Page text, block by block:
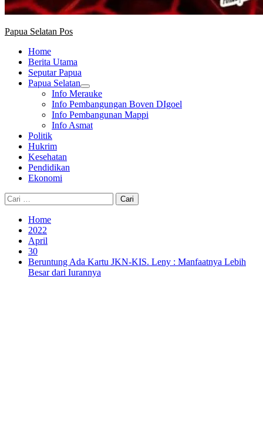
Papua Selatan Pos
Home
Berita Utama
Seputar Papua
Papua Selatan
Info Merauke
Info Pembangungan Boven DIgoel
Info Pembangunan Mappi
Info Asmat
Politik
Hukrim
Kesehatan
Pendidikan
Ekonomi
Cari
untuk:
Home
2022
April
30
Beruntung Ada Kartu JKN-KIS. Leny : Manfaatnya Lebih
Besar dari Iurannya